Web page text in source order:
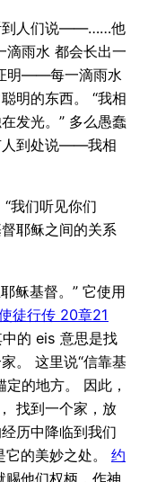
到人们说——……他
滴雨水 都会长出一
明——每一滴雨水
明的东西。 “我相
发光。” 多么愚蠢
人到处说——我相
我们听见你们
耶稣之间的关系
稣基督。” 它使用
徒行传 20章21
中的 eis 意思是找
。 这里说“信靠基
的地方。 因此，
找到一个家，放
历中降临到我们
的美妙之处。 约
赐他们权柄，作神